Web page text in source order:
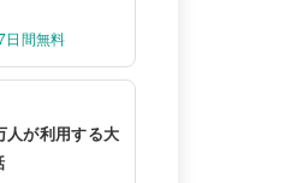
日間無料
人が利用する大